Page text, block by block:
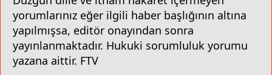
yorumlarınız eğer ilgili haber başlığının altına
yapılmışsa, editör onayından sonra
yayınlanmaktadır. Hukuki sorumluluk yorumu
yazana aittir. FTV